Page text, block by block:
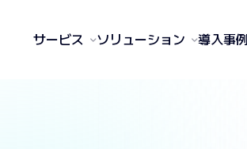
サービス ソリューション 導入事例